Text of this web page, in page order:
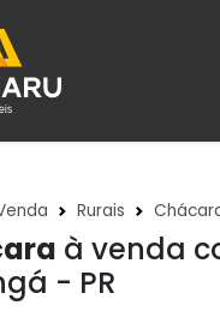
Rurais
à venda
- PR